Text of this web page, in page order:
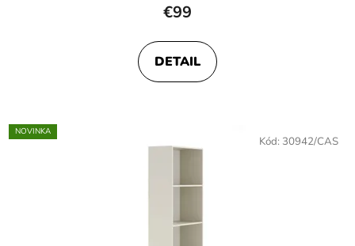
€99
DETAIL
NOVINKA
Kód: 30942/CAS